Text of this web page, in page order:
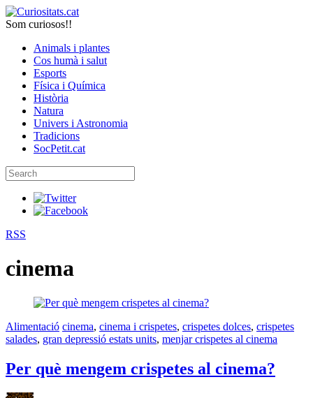
Som curiosos!!
Animals i plantes
Cos humà i salut
Esports
Física i Química
Història
Natura
Univers i Astronomia
Tradicions
SocPetit.cat
RSS
cinema
Alimentació cinema, cinema i crispetes, crispetes dolces, crispetes
salades, gran depressió estats units, menjar crispetes al cinema
Per què mengem crispetes al cinema?